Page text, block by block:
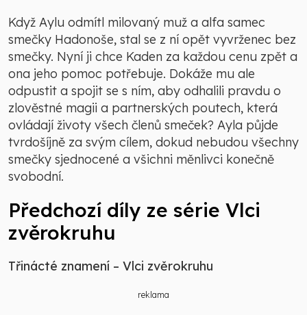
Když Aylu odmítl milovaný muž a alfa samec
smečky Hadonoše, stal se z ní opět vyvrženec bez
smečky. Nyní ji chce Kaden za každou cenu zpět a
ona jeho pomoc potřebuje. Dokáže mu ale
odpustit a spojit se s ním, aby odhalili pravdu o
zlověstné magii a partnerských poutech, která
ovládají životy všech členů smeček? Ayla půjde
tvrdošíjně za svým cílem, dokud nebudou všechny
smečky sjednocené a všichni měnlivci konečně
svobodní.
Předchozí díly ze série Vlci
zvěrokruhu
Třinácté znamení – Vlci zvěrokruhu
reklama